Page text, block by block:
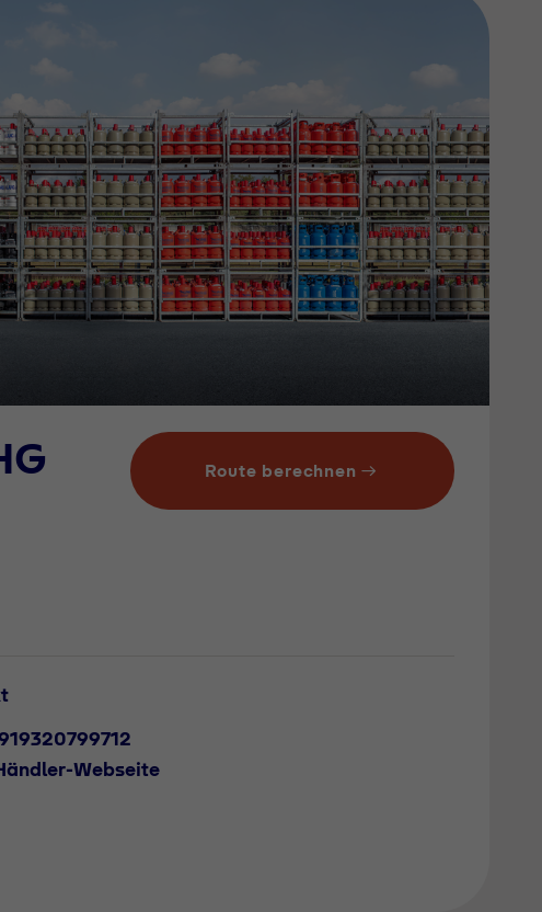
Route berechnen
Webseite